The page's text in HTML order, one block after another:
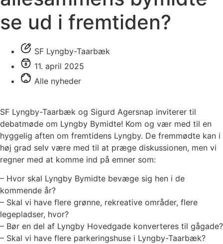
se ud i fremtiden?
SF Lyngby-Taarbæk
11. april 2025
Alle nyheder
SF Lyngby-Taarbæk og Sigurd Agersnap inviterer til
debatmøde om Lyngby Bymidte! Kom og vær med til en
hyggelig aften om fremtidens Lyngby. De fremmødte kan i
høj grad selv være med til at præge diskussionen, men vi
regner med at komme ind på emner som:
– Hvor skal Lyngby Bymidte bevæge sig hen i de
kommende år?
– Skal vi have flere grønne, rekreative områder, flere
legepladser, hvor?
– Bør en del af Lyngby Hovedgade konverteres til gågade?
– Skal vi have flere parkeringshuse i Lyngby-Taarbæk?